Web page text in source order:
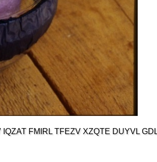
FMIRL TFEZV XZQTE DUYVL